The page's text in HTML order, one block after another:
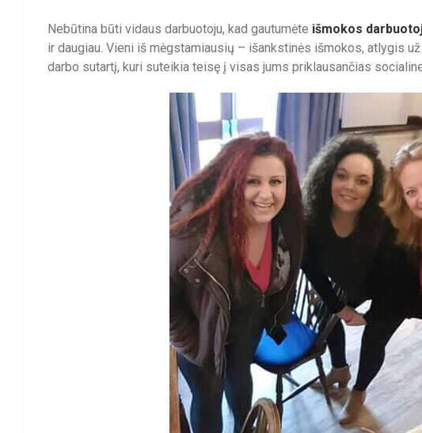
Nebūtina būti vidaus darbuotoju, kad gautumėte išmokos
ir daugiau. Vieni iš mėgstamiausių – išankstinės išmokos, atlygis
darbo sutartį, kuri suteikia teisę į visas jums priklausančias